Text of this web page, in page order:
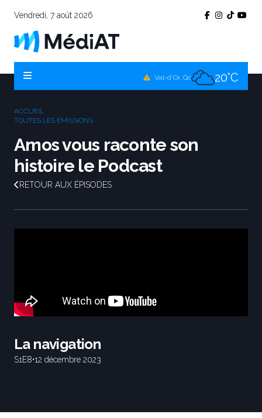
Vendredi, 7 août 2026
Val-d'Or, Qc 20°C
ACCUEIL
TOUTES LES ÉMISSIONS
Amos vous raconte son
histoire le Podcast
RETOUR AUX ÉPISODES
La navigation
S1 E8•12 décembre 2023